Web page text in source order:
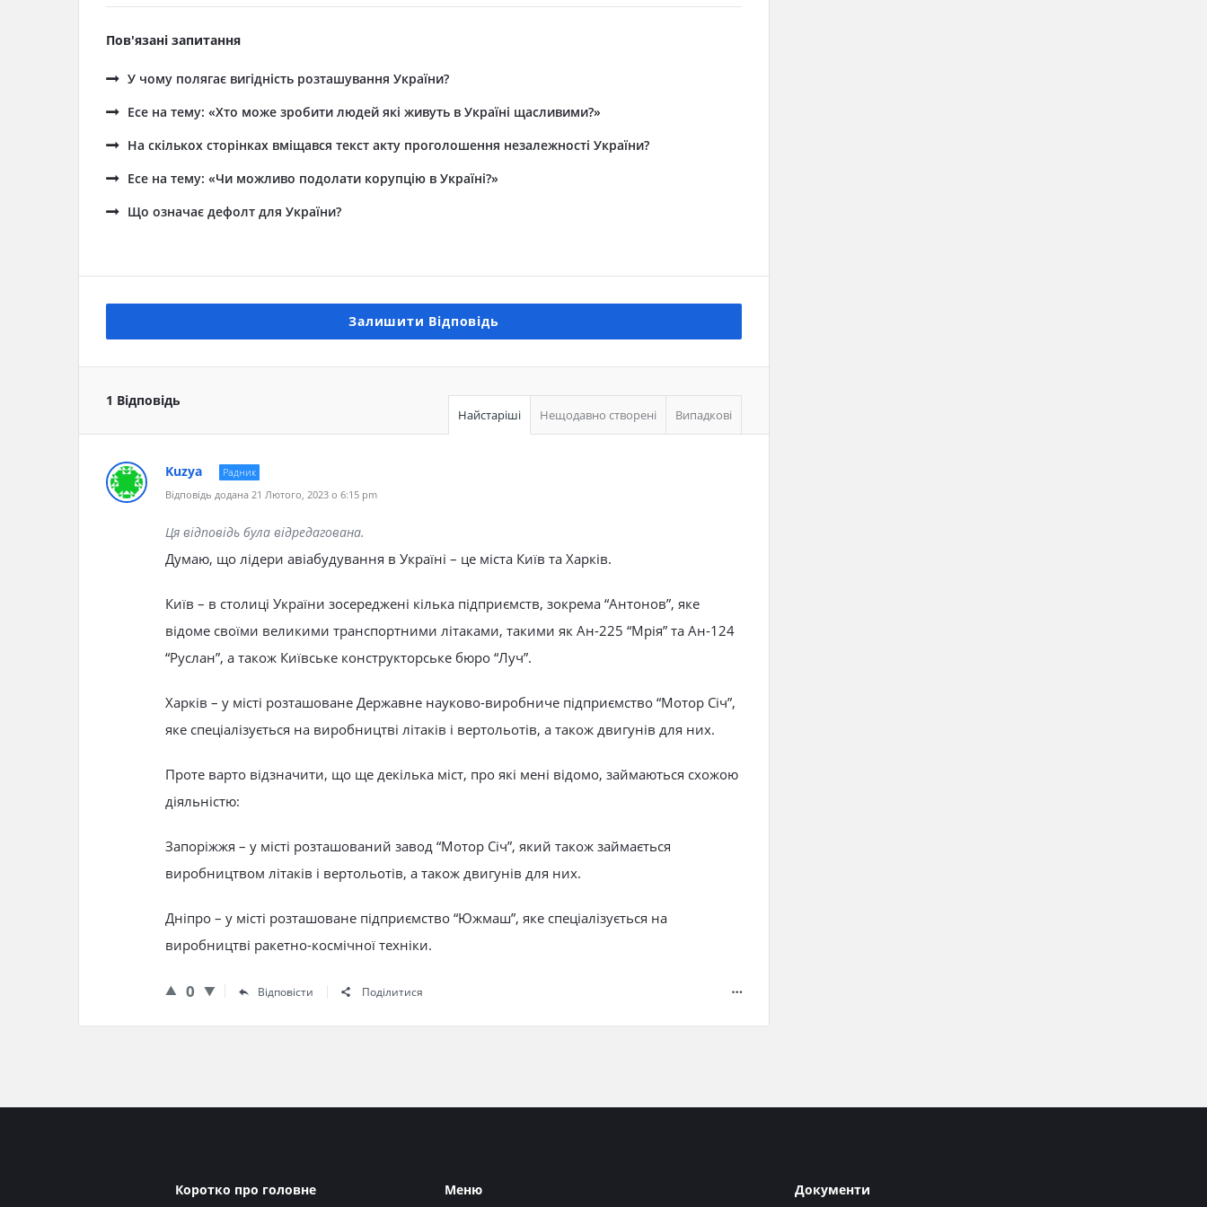
Пов'язані запитання
У чому полягає вигідність розташування України?
Есе на тему: «Хто може зробити людей які живуть в Україні щасливими?»
На скількох сторінках вміщався текст акту проголошення незалежності України?
Есе на тему: «Чи можливо подолати корупцію в Україні?»
Що означає дефолт для України?
Залишити Відповідь
1 Відповідь
Найстаріші Нещодавно створені Випадкові
Kuzya
Радник
Відповідь додана 21 Лютого, 2023 о 6:15 pm
Ця відповідь була відредагована.
Думаю, що лідери авіабудування в Україні – це міста Київ та Харків.
Київ – в столиці України зосереджені кілька підприємств, зокрема “Антонов”, яке
відоме своїми великими транспортними літаками, такими як Ан-225 “Мрія” та Ан-124
“Руслан”, а також Київське конструкторське бюро “Луч”.
Харків – у місті розташоване Державне науково-виробниче підприємство “Мотор Січ”,
яке спеціалізується на виробництві літаків і вертольотів, а також двигунів для них.
Проте варто відзначити, що ще декілька міст, про які мені відомо, займаються схожою
діяльністю:
Запоріжжя – у місті розташований завод “Мотор Січ”, який також займається
виробництвом літаків і вертольотів, а також двигунів для них.
Дніпро – у місті розташоване підприємство “Южмаш”, яке спеціалізується на
виробництві ракетно-космічної техніки.
0 Відповісти Поділитися
Коротко про головне Меню Документи